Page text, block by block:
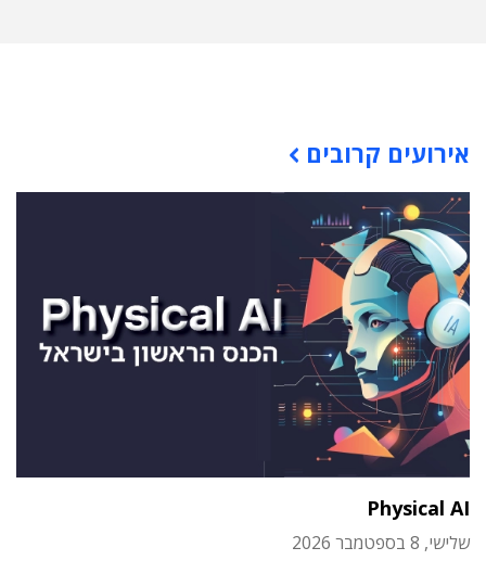
אירועים קרובים
Physical AI
שלישי, 8 בספטמבר 2026